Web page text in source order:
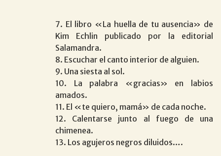
7. El libro «La huella de tu ausencia» de
Kim Echlin publicado por la editorial
Salamandra.
8. Escuchar el canto interior de alguien.
9. Una siesta al sol.
10. La palabra «gracias» en labios
amados.
11. El «te quiero, mamá» de cada noche.
12. Calentarse junto al fuego de una
chimenea.
13. Los agujeros negros diluidos….